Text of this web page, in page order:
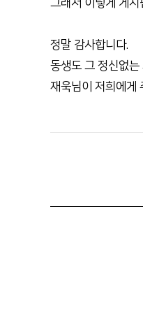
그래서 이렇게 게시
정말 감사합니다.
동생도 그 정신없
재욱님이 저희에게